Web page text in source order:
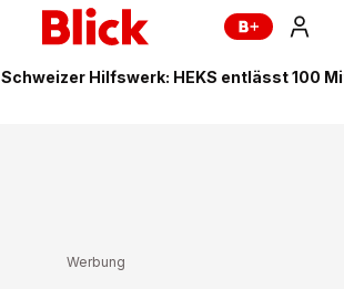
Schweizer Hilfswerk: HEKS entlässt 100